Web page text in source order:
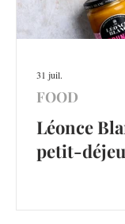
Léonce
petit-
FOOD
31 juil.